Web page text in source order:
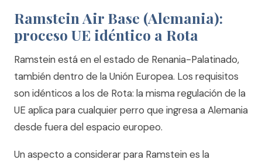
Ramstein Air Base (Alemania):
proceso UE idéntico a Rota
Ramstein está en el estado de Renania-Palatinado,
también dentro de la Unión Europea. Los requisitos
son idénticos a los de Rota: la misma regulación de la
UE aplica para cualquier perro que ingresa a Alemania
desde fuera del espacio europeo.
Un aspecto a considerar para Ramstein es la